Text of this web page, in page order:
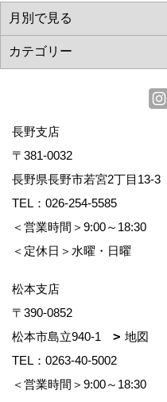
長野支店
〒381-0032
長野県長野市若宮2丁目13-3
TEL： 026-254-5585
＜営業時間＞9:00～18:30
＜定休日＞水曜・日曜
松本支店
〒390-0852
松本市島立940-1
地図
TEL： 0263-40-5002
＜営業時間＞9:00～18:30